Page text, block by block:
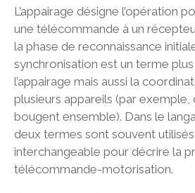
L’appairage désigne l’opération
une télécommande à un
la phase de reconnaissance
synchronisation est un terme
l’appairage mais aussi la
plusieurs appareils (par exemple,
bougent ensemble). Dans le
deux termes sont souvent
interchangeable pour décrire la
télécommande-motorisation.